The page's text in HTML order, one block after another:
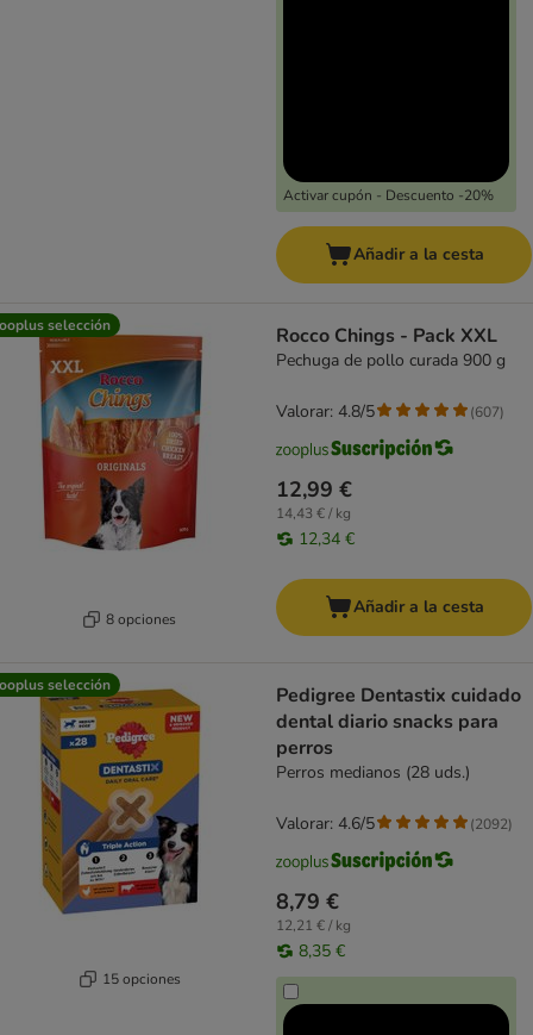
Activar cupón - Descuento -20%
Añadir a la cesta
selección
8 opciones
Rocco Chings - Pack XXL
Pechuga de pollo curada 900 g
12,99 €
14,43 € / kg
12,34 €
Valorar: 4.8/5 (607)
Añadir a la cesta
selección
15 opciones
Pedigree Dentastix cuidado
dental diario snacks para
perros
Perros medianos (28 uds.)
8,79 €
12,21 € / kg
8,35 €
Valorar: 4.6/5 (2092)